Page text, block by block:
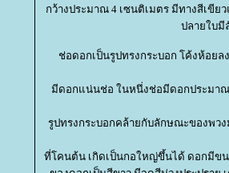
กว้างประมาณ 4 เซนติเมตร มีทางสีเขี
ปลายใบ
ช่อดอกเป็นรูปทรงกระบอก โค้งห้อยล
มีดอกแน่นช่อ ในหนึ่งช่อมีดอกประมาณ
รูปทรงกระบอกคล้ายกับลักษณะของพว
ที่โคนต้น เกิดเป็นกอใหญ่ขึ้นได้ ดอกมีข